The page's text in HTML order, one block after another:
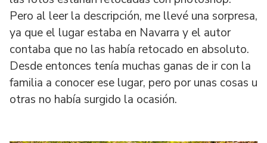
Pero al leer la descripción, me llevé una sorpresa,
ya que el lugar estaba en Navarra y el autor
contaba que no las había retocado en absoluto.
Desde entonces tenía muchas ganas de ir con la
familia a conocer ese lugar, pero por unas cosas u
otras no había surgido la ocasión.